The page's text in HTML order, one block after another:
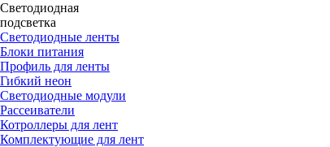
Светодиодная
подсветка
Светодиодные ленты
Блоки питания
Профиль для ленты
Гибкий неон
Светодиодные модули
Рассеиватели
Котроллеры для лент
Комплектующие для лент